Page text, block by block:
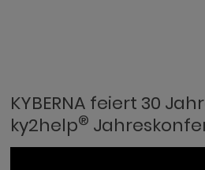
KYBERNA feiert 30
ky2help®